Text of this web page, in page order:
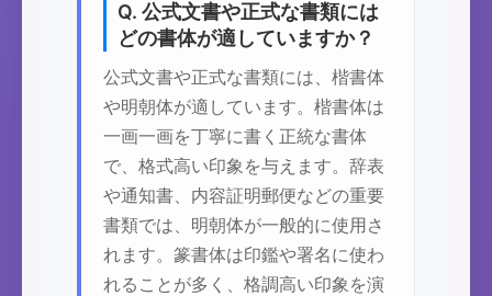
Q. 公式文書や正式な書類には
どの書体が適していますか？
公式文書や正式な書類には、楷書体
や明朝体が適しています。楷書体は
一画一画を丁寧に書く正統な書体
で、格式高い印象を与えます。辞表
や通知書、内容証明郵便などの重要
書類では、明朝体が一般的に使用さ
れます。篆書体は印鑑や署名に使わ
れることが多く、格調高い印象を演